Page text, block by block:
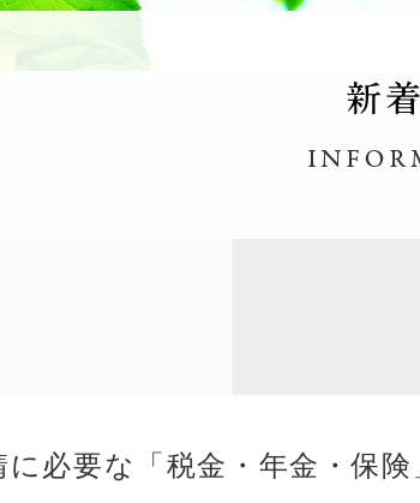
に必要な「税金・年金・保